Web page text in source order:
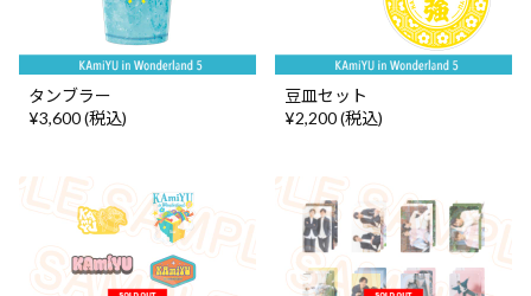
タンブラー
¥3,600 (税込)
豆皿セット
¥2,200 (税込)